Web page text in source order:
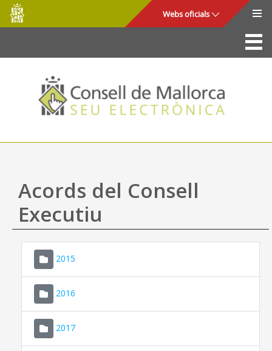
Salta al contingut principal
Consell
de
Mallorca
Webs oficials
La Seu
Consell de Mallorca
Accés i seguretat
Utilitats
Ajuda
Acords del Consell
Executiu
2015
2016
2017